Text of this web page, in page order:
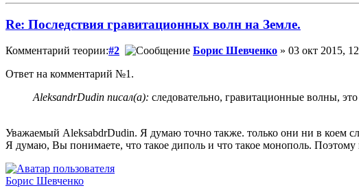
Re: Последствия гравитационных волн на Земле.
Комментарий теории:#2 Борис Шевченко » 03 окт 2015,
Ответ на комментарий №1.
AleksandrDudin писал(а): следовательно, гравитационные волны,
Уважаемый AleksabdrDudin. Я думаю точно также. только они ни в коем
Я думаю, Вы понимаете, что такое диполь и что такое монополь.
Борис Шевченко